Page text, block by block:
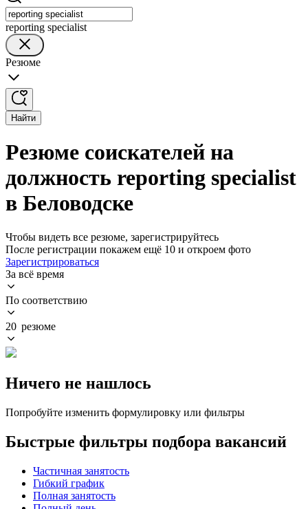
reporting specialist
Резюме
Найти
Резюме соискателей на
должность reporting specialist
в Беловодске
Чтобы видеть все резюме, зарегистрируйтесь
После регистрации покажем ещё 10 и откроем фото
Зарегистрироваться
За всё время
По соответствию
20 резюме
Ничего не нашлось
Попробуйте изменить формулировку или фильтры
Быстрые фильтры подбора вакансий
Частичная занятость
Гибкий график
Полная занятость